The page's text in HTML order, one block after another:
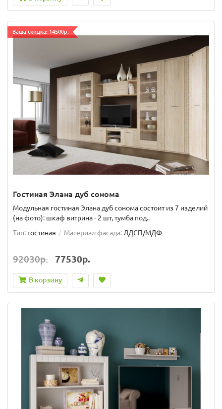
Ваша скидка: 14500р.
Гостиная Элана дуб сонома
Модульная гостиная Элана дуб сонома состоит из 7 изделий
(на фото): шкаф витрина - 2 шт, тумба под..
Тип: гостиная Материал фасада: ЛДСП/МДФ
92030р. 77530р.
В корзину